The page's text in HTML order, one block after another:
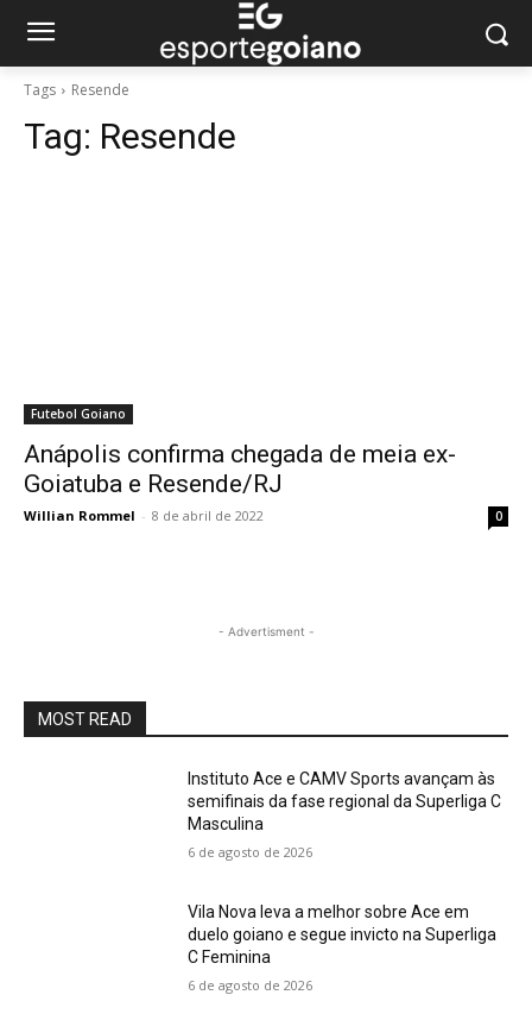
Tags Resende
Tag: Resende
Futebol Goiano
Anápolis confirma chegada de meia ex-
Goiatuba e Resende/RJ
Willian Rommel - 8 de abril de 2022 0
- Advertisment -
MOST READ
Instituto Ace e CAMV Sports avançam às
semifinais da fase regional da Superliga C
Masculina
6 de agosto de 2026
Vila Nova leva a melhor sobre Ace em
duelo goiano e segue invicto na Superliga
C Feminina
6 de agosto de 2026